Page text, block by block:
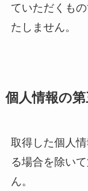
ていただくも
たしません。
個人情報の
取得した個人
る場合を除い
ん。